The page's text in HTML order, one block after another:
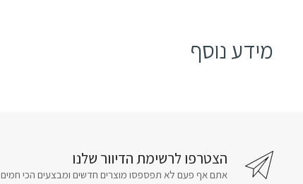
מידע נוסף
הצטרפו לרשימת הדיוור שלנו
אתם אף פעם לא תפספסו מוצרים חדשים ומבצעים הכי חמים